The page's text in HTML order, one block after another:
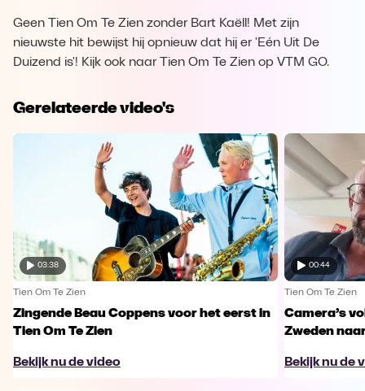
Geen Tien Om Te Zien zonder Bart Kaëll! Met zijn
nieuwste hit bewijst hij opnieuw dat hij er 'Eén Uit De
Duizend is'! Kijk ook naar Tien Om Te Zien op VTM GO.
Gerelateerde video's
03:38
Tien Om Te Zien
Zingende Beau Coppens voor het eerst in
Tien Om Te Zien
Bekijk nu de video
00:44
Tien Om Te Zien
Camera’s
Zweden
Bekijk nu de